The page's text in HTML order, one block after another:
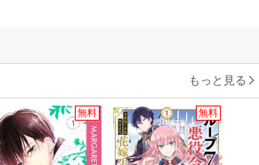
もっと見る
無料 無料